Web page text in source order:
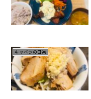
キャベツの日常